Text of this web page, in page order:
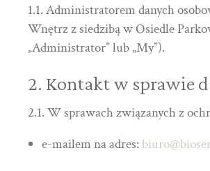
1.1. Administratorem danych
Wnętrz z siedzibą w Osiedle
„Administrator” lub „My”).
2. Kontakt w sprawie
2.1. W sprawach związanych z
e-mailem na adres: